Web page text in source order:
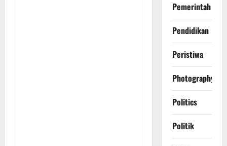
Pemerintah
Pendidikan
Peristiwa
Photography
Politics
Politik